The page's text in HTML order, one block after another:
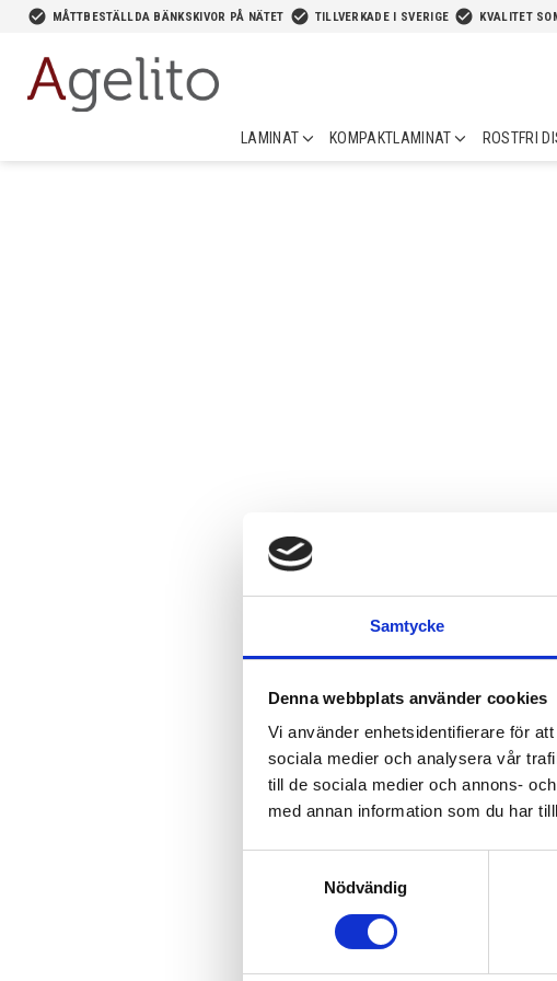
Samtycke
Denna webbplats använder cookies
Vi använder enhetsidentifierare för
sociala medier och analysera vår
till de sociala medier och annons-
med annan information som du har
Nödvändig
check_circle MÅTTBESTÄLLDA BÄNKSKIVOR PÅ NÄTET check_circle TILLVERKADE I SVERIGE check_circle KVALITET
LAMINAT KOMPAKTLAMINAT ROSTFRI